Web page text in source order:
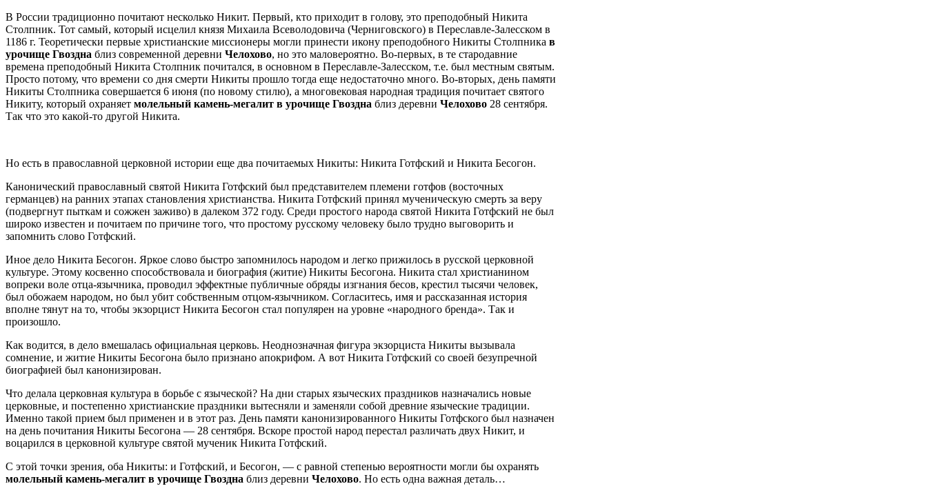
В России традиционно почитают несколько Никит. Первый, кто приходит в голову, это преподобный Никита
Столпник. Тот самый, который исцелил князя Михаила Всеволодовича (Черниговского) в Переславле-Залесском в
1186 г. Теоретически первые христианские миссионеры могли принести икону преподобного Никиты Столпника в
урочище Гвоздна близ современной деревни Челохово, но это маловероятно. Во-первых, в те стародавние
времена преподобный Никита Столпник почитался, в основном в Переславле-Залесском, т.е. был местным святым.
Просто потому, что времени со дня смерти Никиты прошло тогда еще недостаточно много. Во-вторых, день памяти
Никиты Столпника совершается 6 июня (по новому стилю), а многовековая народная традиция почитает святого
Никиту, который охраняет молельный камень-мегалит в урочище Гвоздна близ деревни Челохово 28 сентября.
Так что это какой-то другой Никита.
Но есть в православной церковной истории еще два почитаемых Никиты: Никита Готфский и Никита Бесогон.
Канонический православный святой Никита Готфский был представителем племени готфов (восточных
германцев) на ранних этапах становления христианства. Никита Готфский принял мученическую смерть за веру
(подвергнут пыткам и сожжен заживо) в далеком 372 году. Среди простого народа святой Никита Готфский не был
широко известен и почитаем по причине того, что простому русскому человеку было трудно выговорить и
запомнить слово Готфский.
Иное дело Никита Бесогон. Яркое слово быстро запомнилось народом и легко прижилось в русской церковной
культуре. Этому косвенно способствовала и биография (житие) Никиты Бесогона. Никита стал христианином
вопреки воле отца-язычника, проводил эффектные публичные обряды изгнания бесов, крестил тысячи человек,
был обожаем народом, но был убит собственным отцом-язычником. Согласитесь, имя и рассказанная история
вполне тянут на то, чтобы экзорцист Никита Бесогон стал популярен на уровне «народного бренда». Так и
произошло.
Как водится, в дело вмешалась официальная церковь. Неоднозначная фигура экзорциста Никиты вызывала
сомнение, и житие Никиты Бесогона было признано апокрифом. А вот Никита Готфский со своей безупречной
биографией был канонизирован.
Что делала церковная культура в борьбе с языческой? На дни старых языческих праздников назначались новые
церковные, и постепенно христианские праздники вытесняли и заменяли собой древние языческие традиции.
Именно такой прием был применен и в этот раз. День памяти канонизированного Никиты Готфского был назначен
на день почитания Никиты Бесогона — 28 сентября. Вскоре простой народ перестал различать двух Никит, и
воцарился в церковной культуре святой мученик Никита Готфский.
С этой точки зрения, оба Никиты: и Готфский, и Бесогон, — с равной степенью вероятности могли бы охранять
молельный камень-мегалит в урочище Гвоздна близ деревни Челохово. Но есть одна важная деталь…